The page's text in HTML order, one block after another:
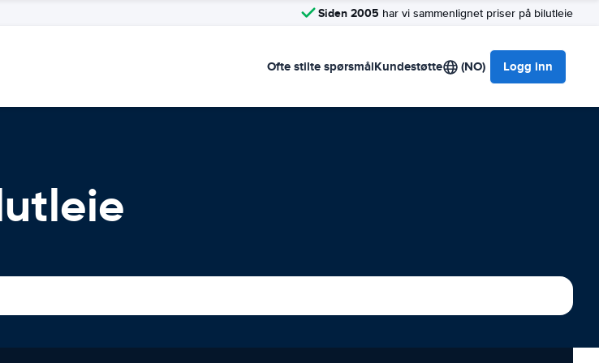
Siden 2005 har vi sammenlignet priser på bilutleie
Ofte stilte spørsmålKundestøtte (NO) Logg inn